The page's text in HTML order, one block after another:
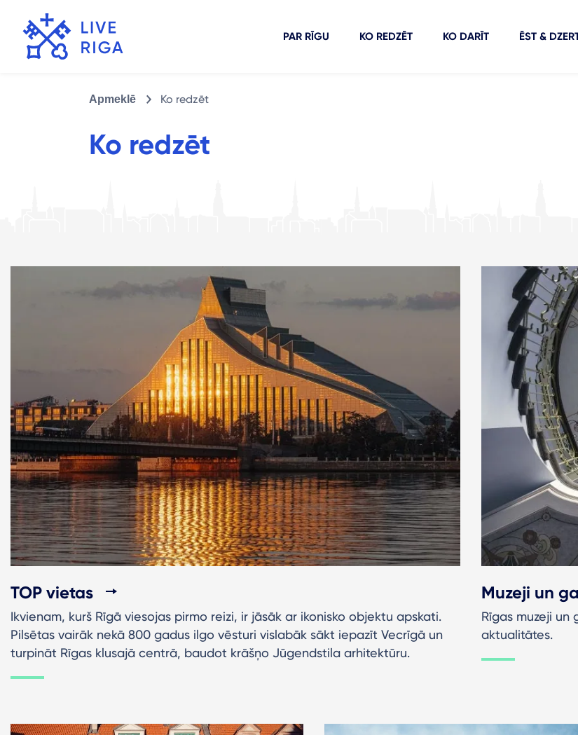
PAR RĪGU KO REDZĒT KO DARĪT ĒST &
Apmeklē Ko redzēt
Ko redzēt
TOP vietas
Ikvienam, kurš Rīgā viesojas pirmo reizi, ir jāsāk ar ikonisko objektu apskati.
Pilsētas vairāk nekā 800 gadus ilgo vēsturi vislabāk sākt iepazīt Vecrīgā un
turpināt Rīgas klusajā centrā, baudot krāšņo Jūgendstila arhitektūru.
Muzeji un
Rīgas muzeji un
aktualitātes.